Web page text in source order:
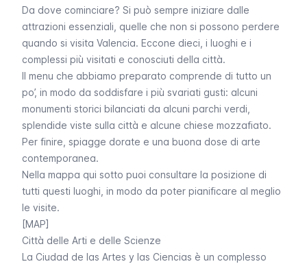
Da dove cominciare? Si può sempre iniziare dalle
attrazioni essenziali, quelle che non si possono perdere
quando si visita Valencia. Eccone dieci, i luoghi e i
complessi più visitati e conosciuti della città.
Il menu che abbiamo preparato comprende di tutto un
po’, in modo da soddisfare i più svariati gusti: alcuni
monumenti storici bilanciati da alcuni parchi verdi,
splendide viste sulla città e alcune chiese mozzafiato.
Per finire, spiagge dorate e una buona dose di arte
contemporanea.
Nella mappa qui sotto puoi consultare la posizione di
tutti questi luoghi, in modo da poter pianificare al meglio
le visite.
[MAP]
Città delle Arti e delle Scienze
La Ciudad de las Artes y las Ciencias è un complesso